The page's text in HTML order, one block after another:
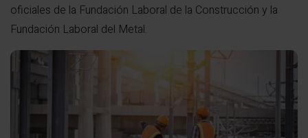
oficiales de la Fundación Laboral de la Construcción y la
Fundación Laboral del Metal.